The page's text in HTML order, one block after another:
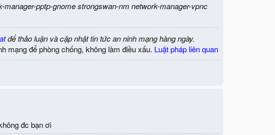
pptp-gnome strongswan-nm network-manager-vpnc
để thảo luận và cập nhật tin tức an ninh mạng hàng ngày.
mạng để phòng chống, không làm điều xấu. Luật pháp liên quan
đc bạn ơi